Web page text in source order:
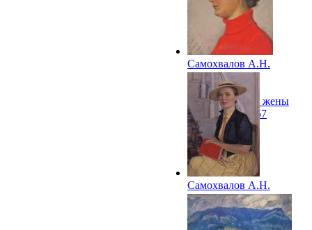
Самохвалов А.Н.
Портрет
М.А.Клещар-
Самохваловой, жены
художника. 1957
Самохвалов А.Н.
Портрет
М.А.Клещар-
Самохваловой. 1957